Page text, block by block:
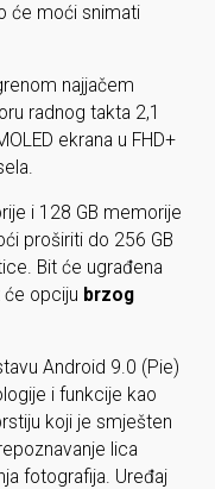
će moći snimati
najjačem
radnog takta 2,1
ekrana u FHD+
i 128 GB memorije
proširiti do 256 GB
Bit će ugrađena
će opciju brzog
Android 9.0 (Pie)
i funkcije kao
koji je smješten
lica
fotografija. Uređaj